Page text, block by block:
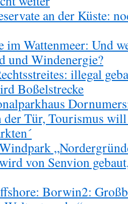
an der Küste:
im Wattenmeer: Und
und Windenergie?
illegal
Boßelstrecke
der Tür, Tourismus
von Senvion
Borwin2: